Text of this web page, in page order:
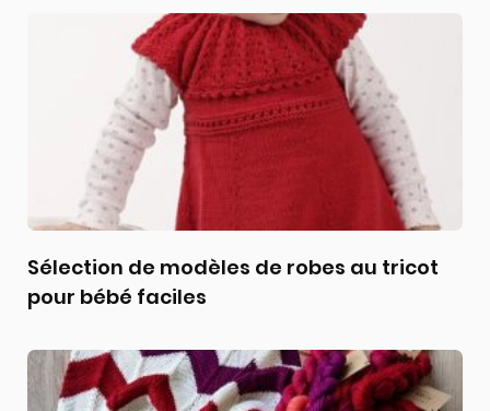
Sélection de modèles de robes au tricot
pour bébé faciles